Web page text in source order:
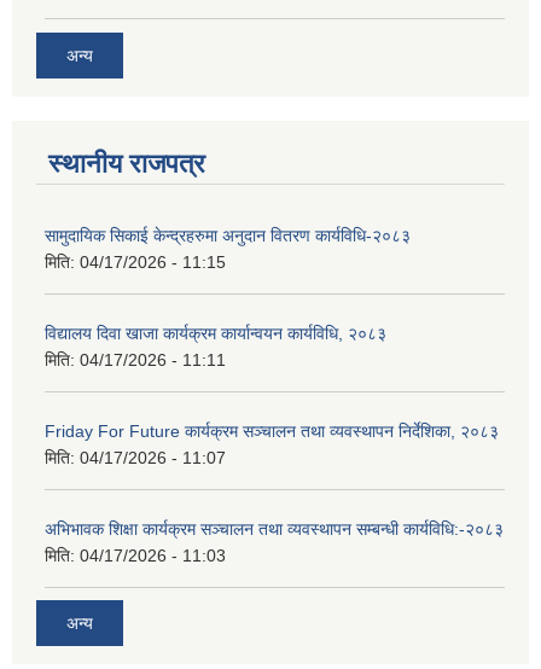
अन्य
स्थानीय राजपत्र
सामुदायिक सिकाई केन्द्रहरुमा अनुदान वितरण कार्यविधि-२०८३
मिति: 04/17/2026 - 11:15
विद्यालय दिवा खाजा कार्यक्रम कार्यान्वयन कार्यविधि, २०८३
मिति: 04/17/2026 - 11:11
Friday For Future कार्यक्रम सञ्चालन तथा व्यवस्थापन निर्देशिका, २०८३
मिति: 04/17/2026 - 11:07
अभिभावक शिक्षा कार्यक्रम सञ्चालन तथा व्यवस्थापन सम्बन्धी कार्यविधि:-२०८३
मिति: 04/17/2026 - 11:03
अन्य